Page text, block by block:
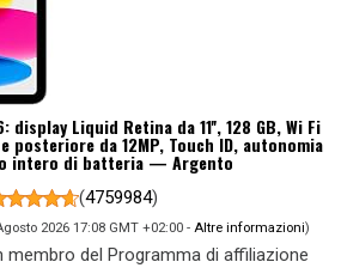
display Liquid Retina da 11'', 128 GB, Wi Fi
da 12MP, Touch ID, autonomia
intero di batteria — Argento
(4759984)
2026 17:08 GMT +02:00 - Altre informazioni)
membro del Programma di affiliazione